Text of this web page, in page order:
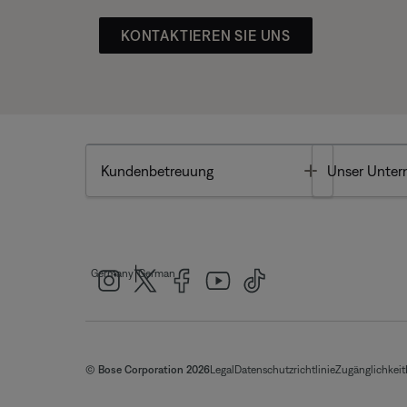
KONTAKTIEREN SIE UNS
Kundenbetreuung Toggle
Unser
Germany|German
© Bose Corporation 2026Legal DatenschutzrichtlinieZugänglichkeit